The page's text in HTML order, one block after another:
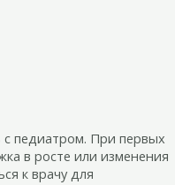
с педиатром. При первых
в росте или изменения
к врачу для